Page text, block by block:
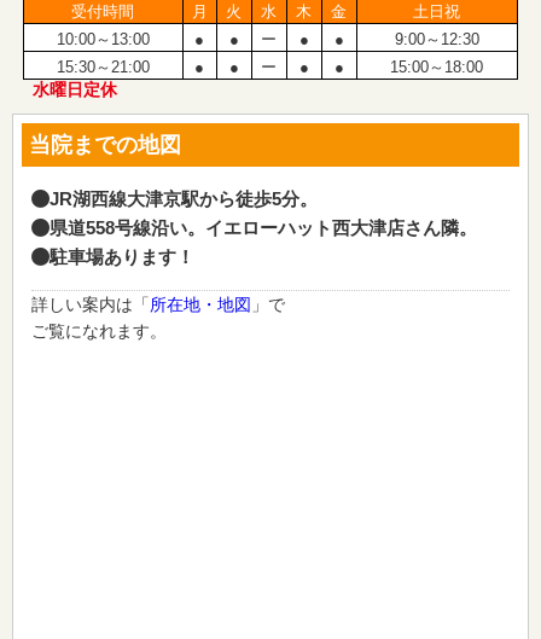
受付時間 月 火 水 木 金
土日祝
10:00～13:00
● ● ー ● ●
9:00～12:30
15:30～21:00
● ● ー ● ● 15:00～18:00
水曜日定休
当院までの地図
JR湖西線大津京駅から徒歩5分。
県道558号線沿い。イエローハット西大津店さん隣。
駐車場あります！
詳しい案内は「所在地・地図 」で
ご覧になれます。